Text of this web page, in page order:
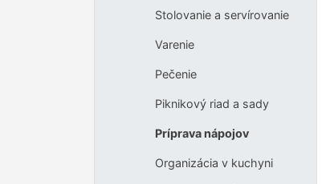
Stolovanie a servírovanie
Varenie
Pečenie
Piknikový riad a sady
Príprava nápojov
Organizácia v kuchyni